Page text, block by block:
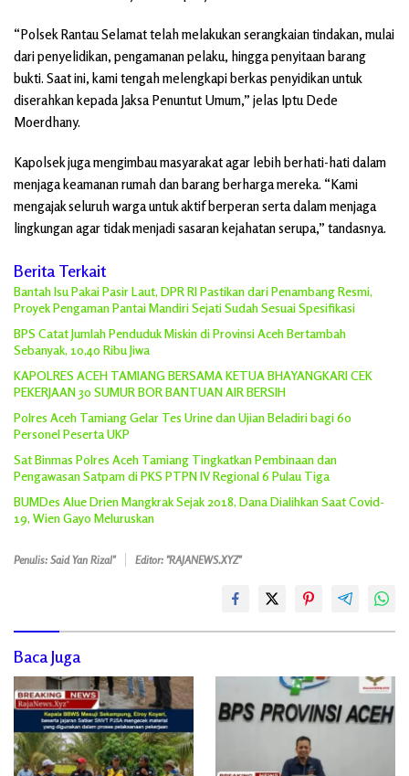
“Polsek Rantau Selamat telah melakukan serangkaian tindakan, mulai
dari penyelidikan, pengamanan pelaku, hingga penyitaan barang
bukti. Saat ini, kami tengah melengkapi berkas penyidikan untuk
diserahkan kepada Jaksa Penuntut Umum,” jelas Iptu Dede
Moerdhany.
Kapolsek juga mengimbau masyarakat agar lebih berhati-hati dalam
menjaga keamanan rumah dan barang berharga mereka. “Kami
mengajak seluruh warga untuk aktif berperan serta dalam menjaga
lingkungan agar tidak menjadi sasaran kejahatan serupa,” tandasnya.
Berita Terkait
Bantah Isu Pakai Pasir Laut, DPR RI Pastikan dari Penambang Resmi,
Proyek Pengaman Pantai Mandiri Sejati Sudah Sesuai Spesifikasi
BPS Catat Jumlah Penduduk Miskin di Provinsi Aceh Bertambah
Sebanyak, 10,40 Ribu Jiwa
KAPOLRES ACEH TAMIANG BERSAMA KETUA BHAYANGKARI CEK
PEKERJAAN 30 SUMUR BOR BANTUAN AIR BERSIH
Polres Aceh Tamiang Gelar Tes Urine dan Ujian Beladiri bagi 60
Personel Peserta UKP
Sat Binmas Polres Aceh Tamiang Tingkatkan Pembinaan dan
Pengawasan Satpam di PKS PTPN IV Regional 6 Pulau Tiga
BUMDes Alue Drien Mangkrak Sejak 2018, Dana Dialihkan Saat Covid-
19, Wien Gayo Meluruskan
Penulis: Said Yan Rizal" Editor: "RAJANEWS.XYZ"
Baca Juga